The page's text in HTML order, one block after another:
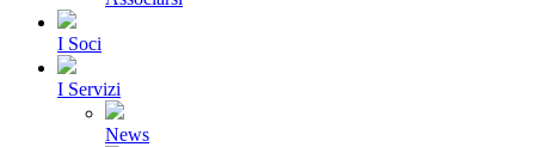
I Soci
I Servizi
News